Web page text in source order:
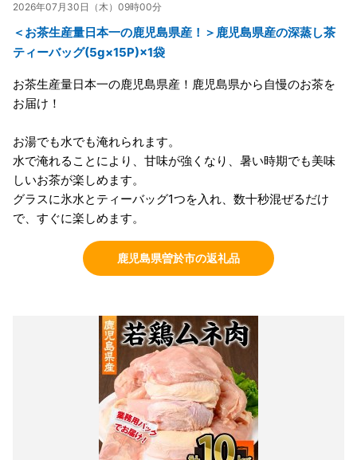
2026年07月30日（木）09時00分
＜お茶生産量日本一の鹿児島県産！＞鹿児島県産の深蒸し茶
ティーバッグ(5g×15P)×1袋
お茶生産量日本一の鹿児島県産！鹿児島県から自慢のお茶を
お届け！
お湯でも水でも淹れられます。
水で淹れることにより、甘味が強くなり、暑い時期でも美味
しいお茶が楽しめます。
グラスに氷水とティーバッグ1つを入れ、数十秒混ぜるだけ
で、すぐに楽しめます。
鹿児島県曽於市の返礼品